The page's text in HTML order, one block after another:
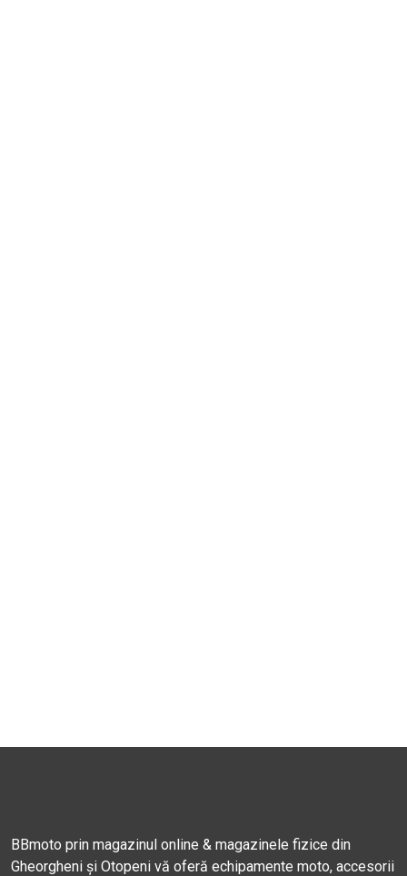
BBmoto prin magazinul online & magazinele fizice din
Gheorgheni și Otopeni vă oferă echipamente moto, accesorii